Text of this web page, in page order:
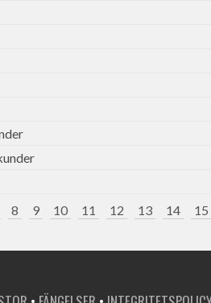
8 9 10 11 12 13 14 15